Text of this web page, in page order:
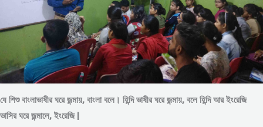
যে শিশু বাংলাভাষীর ঘরে জন্মায়, বাংলা বলে। হিন্দি ভাষীর ঘরে জন্মায়, বলে হিন্দি আর ইংরেজি
ভাসির ঘরে জন্মালে, ইংরেজি |